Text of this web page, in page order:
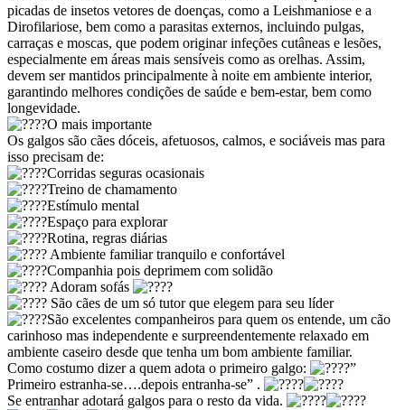
picadas de insetos vetores de doenças, como a Leishmaniose e a
Dirofilariose, bem como a parasitas externos, incluindo pulgas,
carraças e moscas, que podem originar infeções cutâneas e lesões,
especialmente em áreas mais sensíveis como as orelhas. Assim,
devem ser mantidos principalmente à noite em ambiente interior,
garantindo melhores condições de saúde e bem-estar, bem como
longevidade.
O mais importante
Os galgos são cães dóceis, afetuosos, calmos, e sociáveis mas para
isso precisam de:
Corridas seguras ocasionais
Treino de chamamento
Estímulo mental
Espaço para explorar
Rotina, regras diárias
Ambiente familiar tranquilo e confortável
Companhia pois deprimem com solidão
Adoram sofás
São cães de um só tutor que elegem para seu líder
São excelentes companheiros para quem os entende, um cão
carinhoso mas independente e surpreendentemente relaxado em
ambiente caseiro desde que tenha um bom ambiente familiar.
Como costumo dizer a quem adota o primeiro galgo:
”
Primeiro estranha-se….depois entranha-se” .
Se entranhar adotará galgos para o resto da vida.